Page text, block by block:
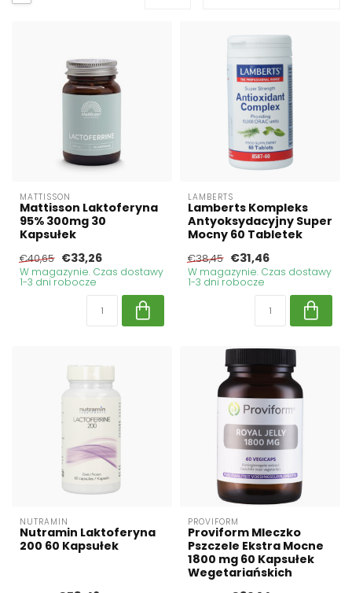
MATTISSON
Mattisson Laktoferyna
95% 300mg 30
Kapsułek
€40,65 €33,26
W magazynie. Czas dostawy
1-3 dni robocze
LAMBERTS
Lamberts Kompleks
Antyoksydacyjny Super
Mocny 60 Tabletek
€38,45 €31,46
W magazynie. Czas dostawy
1-3 dni robocze
NUTRAMIN
Nutramin Laktoferyna
200 60 Kapsułek
PROVIFORM
Proviform Mleczko
Pszczele Ekstra Mocne
1800 mg 60 Kapsułek
Wegetariańskich